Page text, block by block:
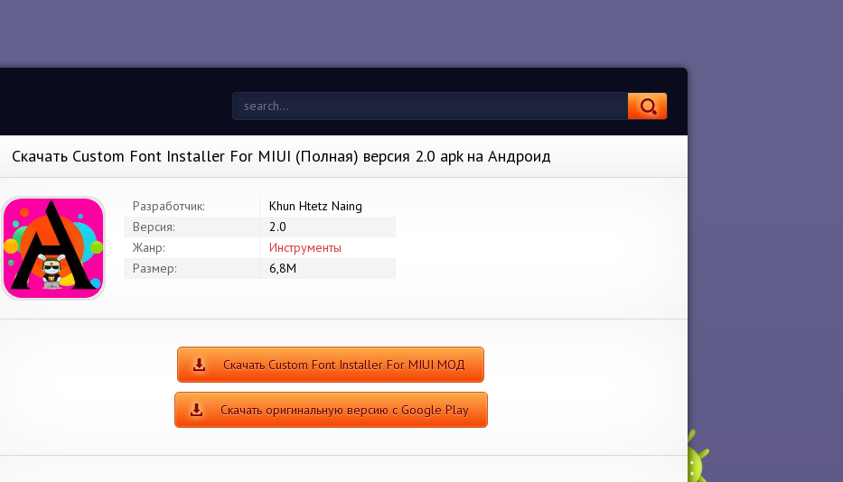
Скачать Custom Font Installer For MIUI (Полная) версия 2.0 apk на Андроид
Разработчик:
Khun Htetz Naing
Версия:
2.0
Жанр:
Инструменты
Размер:
6,8M
Скачать Custom Font Installer For MIUI МОД
Скачать оригинальную версию с Google Play